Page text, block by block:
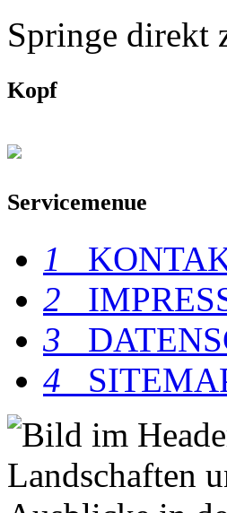
Springe direkt
Kopf
Servicemenue
1
2
3
4